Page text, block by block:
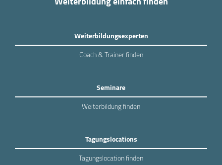
Weiterbildungsexperten
Coach & Trainer finden
Seminare
Weiterbildung finden
Tagungslocations
Tagungslocation finden